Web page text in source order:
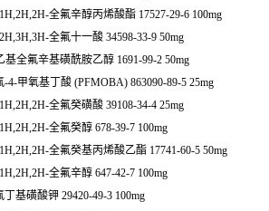
全氟辛醇丙烯酸酯 17527-29-6 100mg
全氟十一酸 34598-33-9 50mg
基全氟辛基磺酰胺乙醇 1691-99-2 50mg
-4-甲氧基丁酸 (PFMOBA) 863090-89-5 25mg
全氟癸磺酸 39108-34-4 25mg
全氟癸醇 678-39-7 100mg
全氟癸基丙烯酸乙酯 17741-60-5 50mg
全氟辛醇 647-42-7 100mg
丁基磺酸钾 29420-49-3 100mg